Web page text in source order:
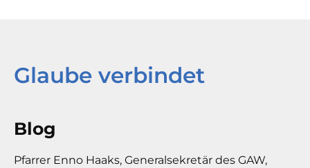
Glaube verbindet
Blog
Pfarrer Enno Haaks, Generalsekretär des GAW,